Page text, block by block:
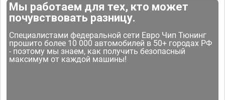
Мы работаем для тех, кто может
почувствовать разницу.
Специалистами федеральной сети Евро Чип Тюнинг
прошито более 10 000 автомобилей в 50+ городах РФ
- поэтому мы знаем, как получить безопасный
максимум от каждой машины!